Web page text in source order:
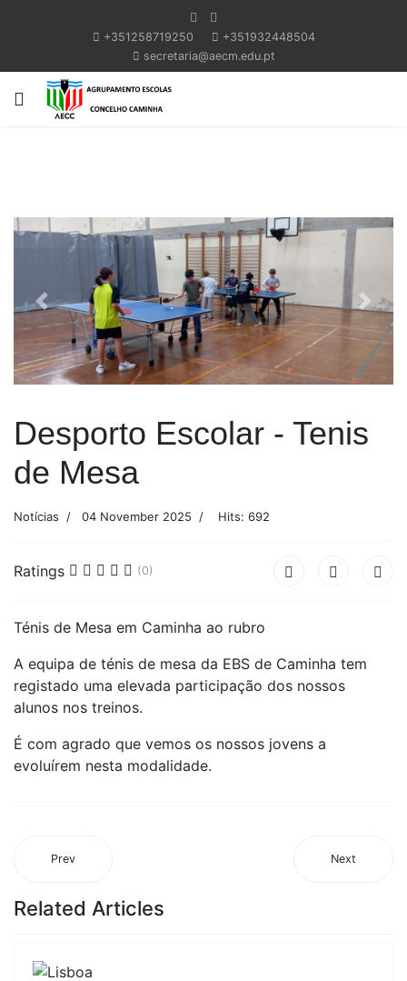
+351258719250
+351932448504
secretaria@aecm.edu.pt
Previous Next
Desporto Escolar - Tenis
de Mesa
Notícias 04 November 2025 Hits: 692
Ratings (0)
Ténis de Mesa em Caminha ao rubro
A equipa de ténis de mesa da EBS de Caminha tem
registado uma elevada participação dos nossos
alunos nos treinos.
É com agrado que vemos os nossos jovens a
evoluírem nesta modalidade.
Prev Next
Related Articles